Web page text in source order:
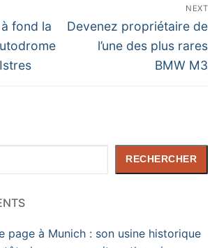
fond la
NEXT
Next
Devenez propriétaire de
l’une des plus rares
BMW M3
RECHERCHER
page à Munich : son usine historique